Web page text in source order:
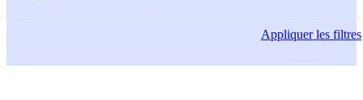
Appliquerles filtres